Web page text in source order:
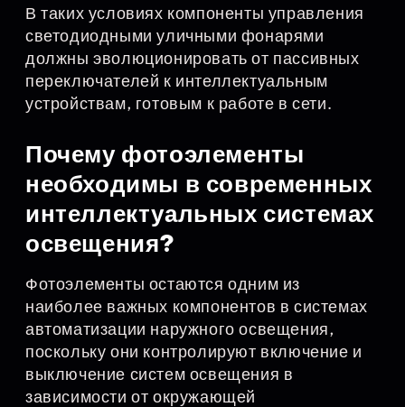
В таких условиях компоненты управления
светодиодными уличными фонарями
должны эволюционировать от пассивных
переключателей к интеллектуальным
устройствам, готовым к работе в сети.
Почему фотоэлементы
необходимы в современных
интеллектуальных системах
освещения?
Фотоэлементы остаются одним из
наиболее важных компонентов в системах
автоматизации наружного освещения,
поскольку они контролируют включение и
выключение систем освещения в
зависимости от окружающей